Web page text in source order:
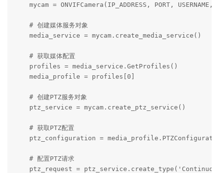
mycam = ONVIFCamera(IP_ADDRESS, PORT, USERNAME,
    # 创建媒体服务对象
    media_service = mycam.create_media_service()
    # 获取媒体配置
    profiles = media_service.GetProfiles()
    media_profile = profiles[0]
    # 创建PTZ服务对象
    ptz_service = mycam.create_ptz_service()
    # 获取PTZ配置
ptz_configuration =
    # 配置PTZ请求
ptz_request =